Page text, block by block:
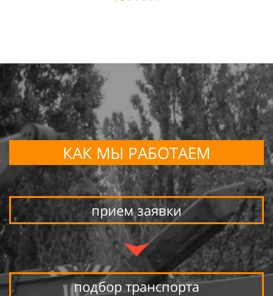
КАК МЫ РАБОТАЕМ
прием заявки
подбор транспорта